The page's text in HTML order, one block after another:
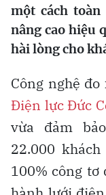
một cách
nâng cao hiệu
hài lòng cho
Công nghệ
Điện lực Đức
vừa đảm
22.000
100% công